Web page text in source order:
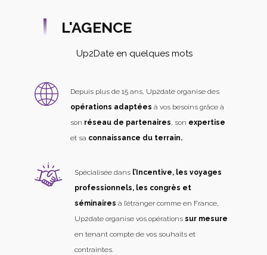
L'AGENCE
Up2Date en quelques mots
Depuis plus de 15 ans, Up2date organise des
opérations adaptées à vos besoins grâce à
son réseau de partenaires, son expertise
et sa connaissance du terrain.
Spécialisée dans l’Incentive, les voyages
professionnels, les congrès et
séminaires à l’étranger comme en France,
Up2date organise vos opérations sur mesure
en tenant compte de vos souhaits et
contraintes.